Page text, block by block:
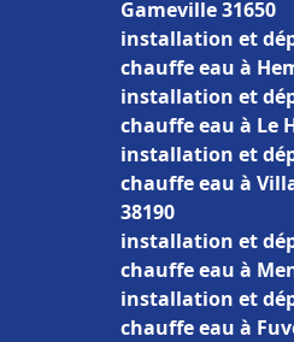
Gameville 31650
installation et
chauffe eau à
installation et
chauffe eau à Le
installation et
chauffe eau à
38190
installation et
chauffe eau à
installation et
chauffe eau à